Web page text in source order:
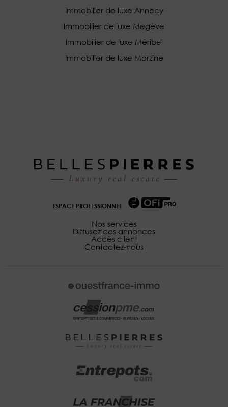
Immobilier de luxe Annecy
Immobilier de luxe Megève
Immobilier de luxe Méribel
Immobilier de luxe Morzine
ESPACE PROFESSIONNEL
Nos services
Diffusez des annonces
Accès client
Contactez-nous